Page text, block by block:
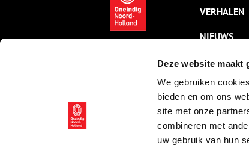
Deze website maakt
We gebruiken
bieden en om ons
site met onze
combineren met
uw gebruik van hun
VERHALEN
NIEUWS
KALENDER
THEMA’S
VIDEO’S